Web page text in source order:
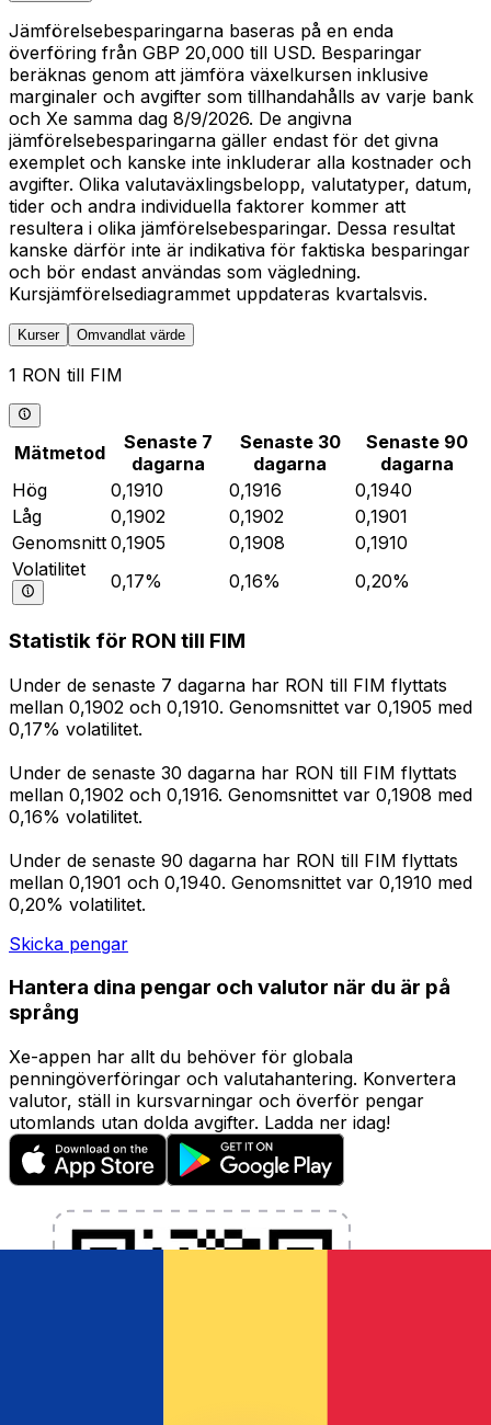
Jämförelsebesparingarna baseras på en enda
överföring från GBP 20,000 till USD. Besparingar
beräknas genom att jämföra växelkursen inklusive
marginaler och avgifter som tillhandahålls av varje bank
och Xe samma dag 8/9/2026. De angivna
jämförelsebesparingarna gäller endast för det givna
exemplet och kanske inte inkluderar alla kostnader och
avgifter. Olika valutaväxlingsbelopp, valutatyper, datum,
tider och andra individuella faktorer kommer att
resultera i olika jämförelsebesparingar. Dessa resultat
kanske därför inte är indikativa för faktiska besparingar
och bör endast användas som vägledning.
Kursjämförelsediagrammet uppdateras kvartalsvis.
Kurser Omvandlat värde
1 RON till FIM
Mätmetod
Senaste 7
dagarna
Senaste 30
dagarna
Senaste 90
dagarna
Hög
0,1910 0,1916
0,1940
Låg
0,1902 0,1902
0,1901
Genomsnitt 0,1905 0,1908
0,1910
Volatilitet
0,17% 0,16% 0,20%
Statistik för RON till FIM
Under de senaste 7 dagarna har RON till FIM flyttats
mellan 0,1902 och 0,1910. Genomsnittet var 0,1905 med
0,17% volatilitet.
Under de senaste 30 dagarna har RON till FIM flyttats
mellan 0,1902 och 0,1916. Genomsnittet var 0,1908 med
0,16% volatilitet.
Under de senaste 90 dagarna har RON till FIM flyttats
mellan 0,1901 och 0,1940. Genomsnittet var 0,1910 med
0,20% volatilitet.
Skicka pengar
Hantera dina pengar och valutor när du är på
språng
Xe-appen har allt du behöver för globala
penningöverföringar och valutahantering. Konvertera
valutor, ställ in kursvarningar och överför pengar
utomlands utan dolda avgifter. Ladda ner idag!